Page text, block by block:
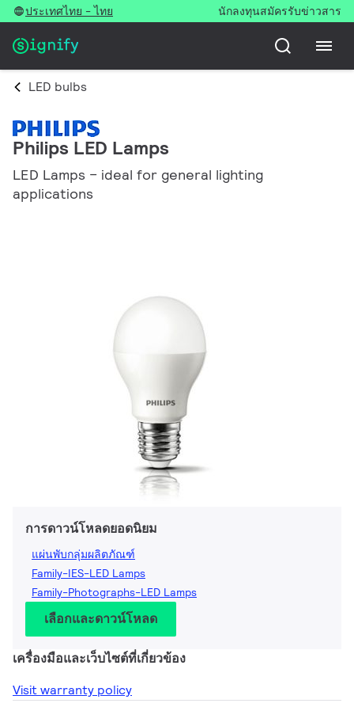
ประเทศไทย - ไทย นักลงทุนสมัครรับข่าวสาร
LED bulbs
Philips LED Lamps
LED Lamps – ideal for general lighting
applications
การดาวน์โหลดยอดนิยม
แผ่นพับกลุ่มผลิตภัณฑ์
Family-IES-LED Lamps
Family-Photographs-LED Lamps
เลือกและดาวน์โหลด
เครื่องมือและเว็บไซต์ที่เกี่ยวข้อง
Visit warranty policy